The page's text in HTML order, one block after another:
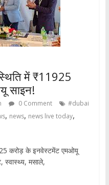
में ₹11925
साइन!
0 Comment
#dubai
, news, news live today,
करोड़ के इनवेस्टमेंट एमओयू
स्वास्थ्य, मसाले,